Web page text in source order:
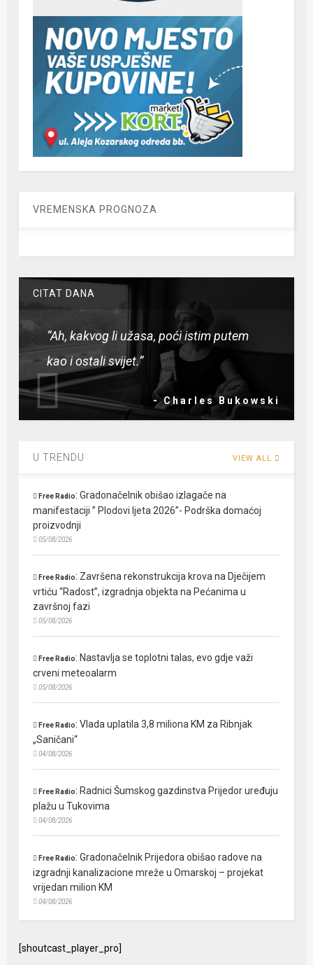
VREMENSKA PROGNOZA
CITAT DANA
“Ah, kakvog li užasa, poći istim putem
kao i ostali svijet.”
- Charles Bukowski
U TRENDU VIEW ALL
Free Radio:Gradonačelnik obišao izlagače na
manifestaciji ” Plodovi ljeta 2026”- Podrška domaćoj
proizvodnji
05/08/2026
Free Radio: Završena rekonstrukcija krova na Dječijem
vrtiću “Radost”, izgradnja objekta na Pećanima u
završnoj fazi
05/08/2026
Free Radio: Nastavlja se toplotni talas, evo gdje važi
crveni meteoalarm
05/08/2026
Free Radio:Vlada uplatila 3,8 miliona KM za Ribnjak
„Saničani“
04/08/2026
Free Radio: Radnici Šumskog gazdinstva Prijedor uređuju
plažu u Tukovima
04/08/2026
Free Radio:Gradonačelnik Prijedora obišao radove na
izgradnji kanalizacione mreže u Omarskoj – projekat
vrijedan milion KM
04/08/2026
[shoutcast_player_pro]